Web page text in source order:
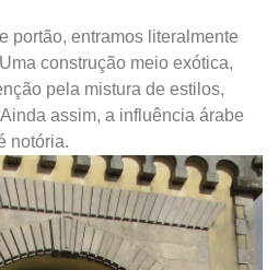
portão, entramos literalmente
construção meio exótica,
pela mistura de estilos,
assim, a influência árabe
notória.